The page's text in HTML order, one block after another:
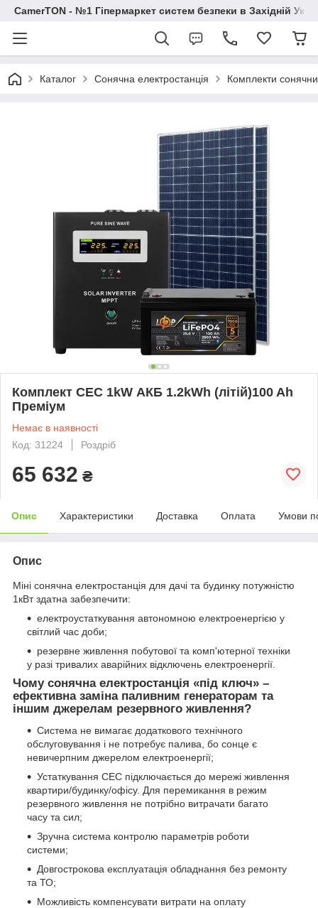
CamerTON - №1 Гіпермаркет систем безпеки в Західній
Каталог Сонячна електростанція Комплекти
Комплект СЕС 1kW АКБ 1.2kWh (літій)100 Ah
Преміум
Немає в наявності
Код: 31224
Роздріб
65 632 ₴
Опис Характеристики Доставка Оплата Умови
Опис
Міні сонячна електростанція для дачі та будинку потужністю
1кВт здатна забезпечити:
електроустаткування автономною електроенергією у
світлий час доби;
резервне живлення побутової та комп'ютерної техніки
у разі тривалих аварійних відключень електроенергії.
Чому сонячна електростанція «під ключ» –
ефективна заміна паливним генераторам та
іншим джерелам резервного живлення?
Система не вимагає додаткового технічного
обслуговування і не потребує палива, бо сонце є
невичерпним джерелом електроенергії;
Устаткування СЕС підключається до мережі живлення
квартири/будинку/офісу. Для перемикання в режим
резервного живлення не потрібно витрачати багато
часу та сил;
Зручна система контролю параметрів роботи
системи;
Довгострокова експлуатація обладнання без ремонту
та ТО;
Можливість компенсувати витрати на оплату